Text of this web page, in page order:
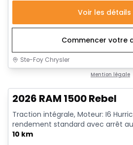
Voir les détails
Commencer votre
Ste-Foy Chrysler
Mention légale
2026 RAM 1500 Rebel
Traction intégrale, Moteur: I6
rendement standard avec arrêt
10 km